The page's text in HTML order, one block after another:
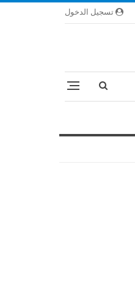
تسجيل الدخول